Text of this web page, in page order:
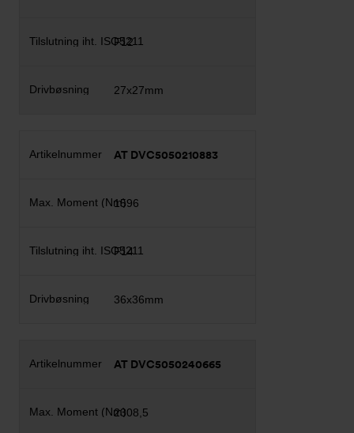
F12
27x27mm
AT DVC5050210883
1596
F14
36x36mm
AT DVC5050240665
2308,5